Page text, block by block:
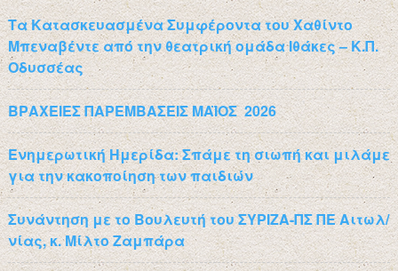
Τα Κατασκευασμένα Συμφέροντα του Χαθίντο
Μπεναβέντε από την θεατρική ομάδα Ιθάκες – Κ.Π.
Οδυσσέας
ΒΡΑΧΕΙΕΣ ΠΑΡΕΜΒΑΣΕΙΣ ΜΑΪΟΣ 2026
Ενημερωτική Ημερίδα: Σπάμε τη σιωπή και μιλάμε
για την κακοποίηση των παιδιών
Συνάντηση με το Βουλευτή του ΣΥΡΙΖΑ-ΠΣ ΠΕ Αιτωλ/
νίας, κ. Μίλτο Ζαμπάρα